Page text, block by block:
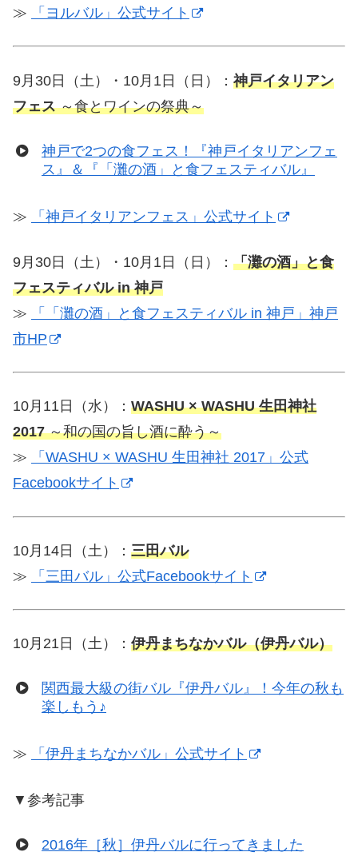
≫
「ヨルバル」公式サイト
9月30日（土）・10月1日（日）： 神戸イタリアン
フェス～食とワインの祭典～
神戸で2つの食フェス！『神戸イタリアンフェ
ス』＆『「灘の酒」と食フェスティバル』
≫ 「神戸イタリアンフェス」公式サイト
9月30日（土）・10月1日（日）： 「灘の酒」と食
フェスティバル in 神戸
≫
「「灘の酒」と食フェスティバル in 神戸」神戸
市HP
10月11日（水）： WASHU × WASHU 生田神社
2017～和の国の旨し酒に酔う～
≫
「WASHU × WASHU 生田神社 2017」公式
Facebookサイト
10月14日（土）： 三田バル
≫
「三田バル」公式Facebookサイト
10月21日（土）： 伊丹まちなかバル（伊丹バル）
関西最大級の街バル『伊丹バル』！今年の秋も
楽しもう♪
≫ 「伊丹まちなかバル」公式サイト
▼参考記事
2016年［秋］伊丹バルに行ってきました